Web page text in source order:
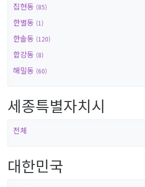
집현동 (85)
한별동 (1)
한솔동 (120)
합강동 (8)
해밀동 (60)
세종특별자치시
전체
대한민국